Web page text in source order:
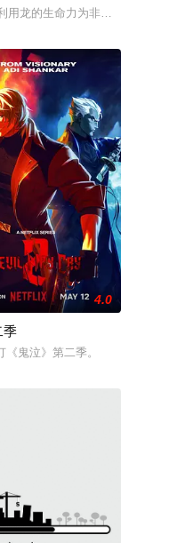
用龙的生命力为非作歹，两个来
踏上了一段疯狂的冒险旅程，
险。队员们深入海底、穿越丛
4.0
季
《鬼泣》第二季。